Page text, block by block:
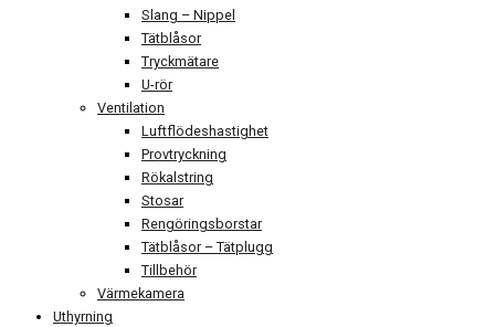
Slang – Nippel
Tätblåsor
Tryckmätare
U-rör
Ventilation
Luftflödeshastighet
Provtryckning
Rökalstring
Stosar
Rengöringsborstar
Tätblåsor – Tätplugg
Tillbehör
Värmekamera
Uthyrning